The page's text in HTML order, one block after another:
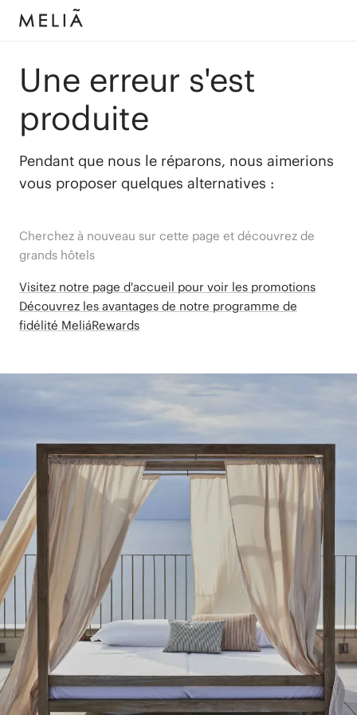
Une erreur s'est
produite
Pendant que nous le réparons, nous aimerions
vous proposer quelques alternatives :
Cherchez à nouveau sur cette page et découvrez de
grands hôtels
Visitez notre page d'accueil pour voir les promotions
Découvrez les avantages de notre programme de
fidélité MeliáRewards